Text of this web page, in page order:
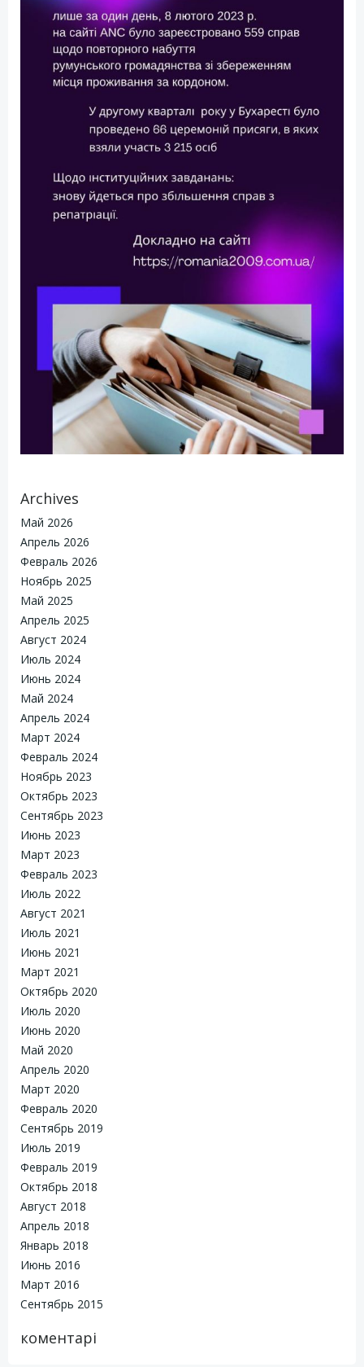
Archives
Май 2026
Апрель 2026
Февраль 2026
Ноябрь 2025
Май 2025
Апрель 2025
Август 2024
Июль 2024
Июнь 2024
Май 2024
Апрель 2024
Март 2024
Февраль 2024
Ноябрь 2023
Октябрь 2023
Сентябрь 2023
Июнь 2023
Март 2023
Февраль 2023
Июль 2022
Август 2021
Июль 2021
Июнь 2021
Март 2021
Октябрь 2020
Июль 2020
Июнь 2020
Май 2020
Апрель 2020
Март 2020
Февраль 2020
Сентябрь 2019
Июль 2019
Февраль 2019
Октябрь 2018
Август 2018
Апрель 2018
Январь 2018
Июнь 2016
Март 2016
Сентябрь 2015
коментарі